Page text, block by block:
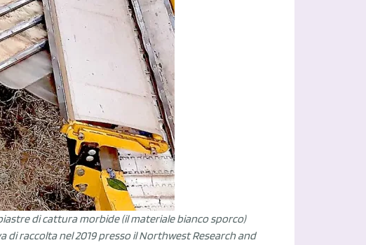
di cattura morbide (il materiale bianco sporco)
raccolta nel 2019 presso il Northwest Research and